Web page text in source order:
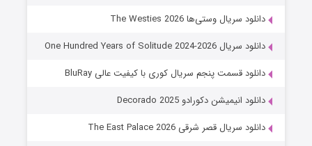
خاندان اژدها فصل ۳
دانلود سریال وستی‌ها The Westies 2026
دانلود سریال One Hundred Years of Solitude 2024-2026
دانلود قسمت پنجم سریال کوری با کیفیت عالی BluRay
دانلود انیمیشن دکورادو Decorado 2025
دانلود سریال قصر شرقی The East Palace 2026